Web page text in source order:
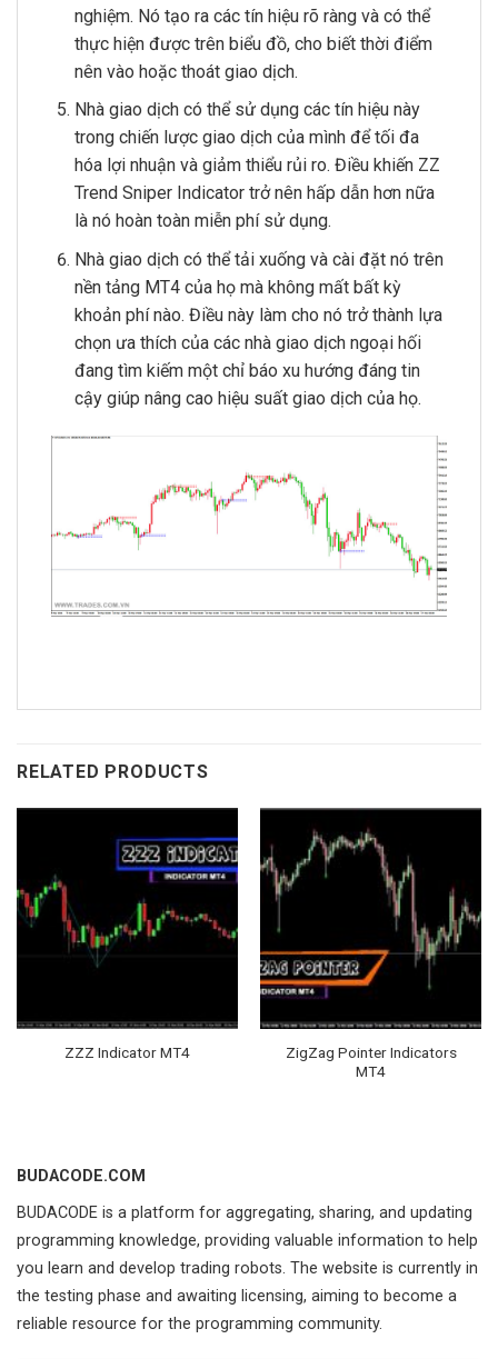
nghiệm. Nó tạo ra các tín hiệu rõ ràng và có thể
thực hiện được trên biểu đồ, cho biết thời điểm
nên vào hoặc thoát giao dịch.
Nhà giao dịch có thể sử dụng các tín hiệu này
trong chiến lược giao dịch của mình để tối đa
hóa lợi nhuận và giảm thiểu rủi ro. Điều khiến ZZ
Trend Sniper Indicator trở nên hấp dẫn hơn nữa
là nó hoàn toàn miễn phí sử dụng.
Nhà giao dịch có thể tải xuống và cài đặt nó trên
nền tảng MT4 của họ mà không mất bất kỳ
khoản phí nào. Điều này làm cho nó trở thành lựa
chọn ưa thích của các nhà giao dịch ngoại hối
đang tìm kiếm một chỉ báo xu hướng đáng tin
cậy giúp nâng cao hiệu suất giao dịch của họ.
RELATED PRODUCTS
ZZZ Indicator MT4
ZigZag Pointer Indicators
MT4
BUDACODE.COM
BUDACODE is a platform for aggregating, sharing, and updating
programming knowledge, providing valuable information to help
you learn and develop trading robots. The website is currently in
the testing phase and awaiting licensing, aiming to become a
reliable resource for the programming community.